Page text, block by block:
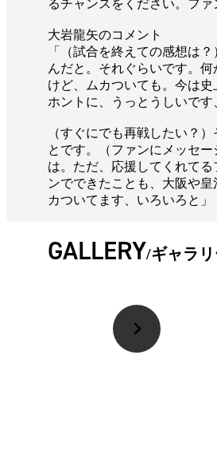
るチャンスをください。フ
大岩龍矢のコメント
「（試合を終えての感想は
んだと。それぐらいです。
けど、ムカついても。今は
ホントに、うっとうしいで
（すぐにでも再戦したい？
とです。（ファンにメッセ
は。ただ、応援してくれて
ンでできたことも、大阪や
カついてます、いろいろと」
GALLERY ギャラ